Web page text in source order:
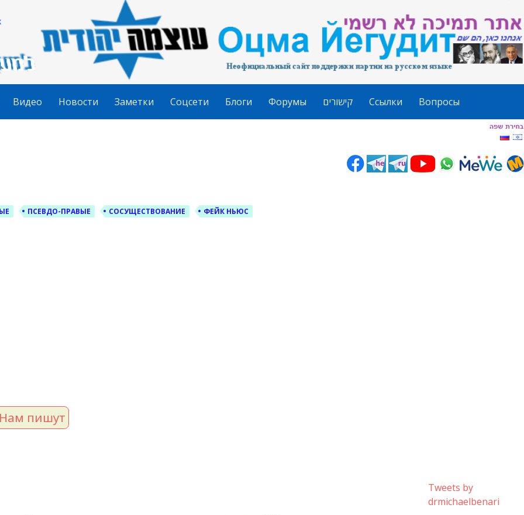
Видео Новости Заметки Соцсети Блоги Форумы קישורים Ссылки Вопросы
ПСЕВДО-ПРАВЫЕ СОСУЩЕСТВОВАНИЕ ФЕЙК НЬЮС
Нам пишут
Tweets by
drmichaelbenari